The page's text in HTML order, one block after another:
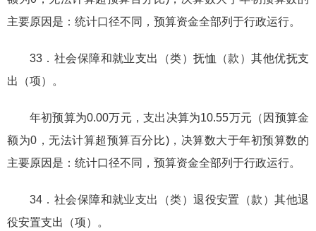
主要原因是：统计口径不同，预算资金全部列于行政运行。
33．社会保障和就业支出（类）抚恤（款）其他优抚支
出（项）。
年初预算为0.00万元，支出决算为10.55万元（因预算金
额为0，无法计算超预算百分比)，决算数大于年初预算数的
主要原因是：统计口径不同，预算资金全部列于行政运行。
34．社会保障和就业支出（类）退役安置（款）其他退
役安置支出（项）。